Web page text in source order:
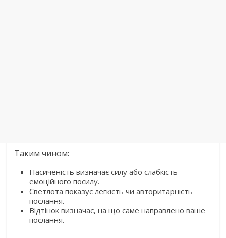
Таким чином:
Насиченість визначає силу або слабкість
емоційного посилу.
Светлота показує легкість чи авторитарність
послання.
Відтінок визначає, на що саме направлено ваше
послання.